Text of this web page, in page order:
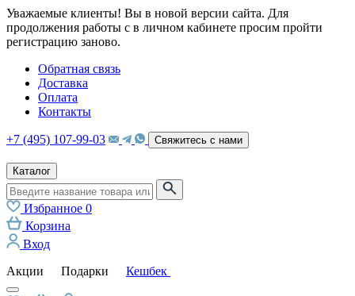
Уважаемые клиенты! Вы в новой версии сайта. Для
продолжения работы с в личном кабинете просим пройти
регистрацию заново.
Обратная связь
Доставка
Оплата
Контакты
+7 (495) 107-99-03 Свяжитесь с нами
Каталог
Избранное 0
Корзина
Вход
Акции
Подарки Кешбек